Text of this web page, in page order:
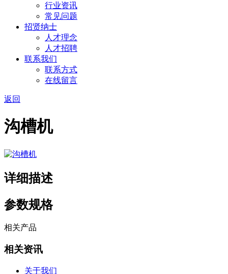
行业资讯
常见问题
招贤纳士
人才理念
人才招聘
联系我们
联系方式
在线留言
返回
沟槽机
详细描述
参数规格
相关产品
相关资讯
关于我们